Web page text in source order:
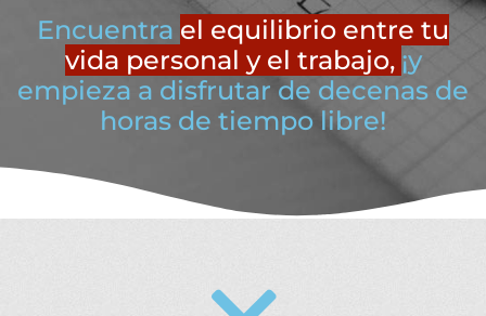
Encuentra el equilibrio entre tu
vida personal y el trabajo, ¡y
empieza a disfrutar de decenas de
horas de tiempo libre!